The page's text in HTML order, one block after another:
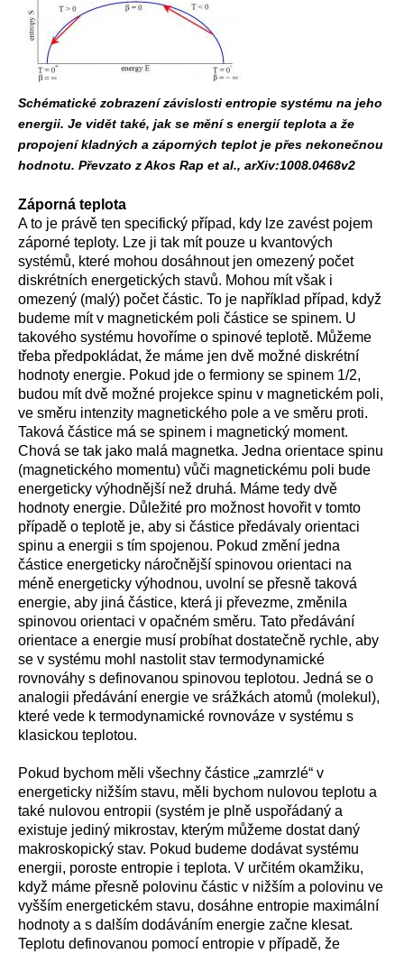
Schématické zobrazení závislosti entropie systému na jeho
energii. Je vidět také, jak se mění s energií teplota a že
propojení kladných a záporných teplot je přes nekonečnou
hodnotu. Převzato z Akos Rap et al., arXiv:1008.0468v2
Záporná teplota
A to je právě ten specifický případ, kdy lze zavést pojem
záporné teploty. Lze ji tak mít pouze u kvantových
systémů, které mohou dosáhnout jen omezený počet
diskrétních energetických stavů. Mohou mít však i
omezený (malý) počet částic. To je například případ, když
budeme mít v magnetickém poli částice se spinem. U
takového systému hovoříme o spinové teplotě. Můžeme
třeba předpokládat, že máme jen dvě možné diskrétní
hodnoty energie. Pokud jde o fermiony se spinem 1/2,
budou mít dvě možné projekce spinu v magnetickém poli,
ve směru intenzity magnetického pole a ve směru proti.
Taková částice má se spinem i magnetický moment.
Chová se tak jako malá magnetka. Jedna orientace spinu
(magnetického momentu) vůči magnetickému poli bude
energeticky výhodnější než druhá. Máme tedy dvě
hodnoty energie. Důležité pro možnost hovořit v tomto
případě o teplotě je, aby si částice předávaly orientaci
spinu a energii s tím spojenou. Pokud změní jedna
částice energeticky náročnější spinovou orientaci na
méně energeticky výhodnou, uvolní se přesně taková
energie, aby jiná částice, která ji převezme, změnila
spinovou orientaci v opačném směru. Tato předávání
orientace a energie musí probíhat dostatečně rychle, aby
se v systému mohl nastolit stav termodynamické
rovnováhy s definovanou spinovou teplotou. Jedná se o
analogii předávání energie ve srážkách atomů (molekul),
které vede k termodynamické rovnováze v systému s
klasickou teplotou.
Pokud bychom měli všechny částice „zamrzlé“ v
energeticky nižším stavu, měli bychom nulovou teplotu a
také nulovou entropii (systém je plně uspořádaný a
existuje jediný mikrostav, kterým můžeme dostat daný
makroskopický stav. Pokud budeme dodávat systému
energii, poroste entropie i teplota. V určitém okamžiku,
když máme přesně polovinu částic v nižším a polovinu ve
vyšším energetickém stavu, dosáhne entropie maximální
hodnoty a s dalším dodáváním energie začne klesat.
Teplotu definovanou pomocí entropie v případě, že